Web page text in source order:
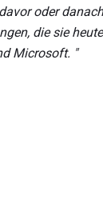
oder
die sie heute
Microsoft. "